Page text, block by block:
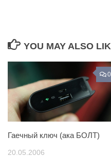
YOU MAY ALSO
0
Гаечный ключ (ака БОЛТ)
20.05.2006